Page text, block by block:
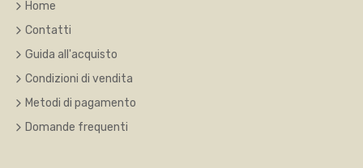
Home
Contatti
Guida all'acquisto
Condizioni di vendita
Metodi di pagamento
Domande frequenti